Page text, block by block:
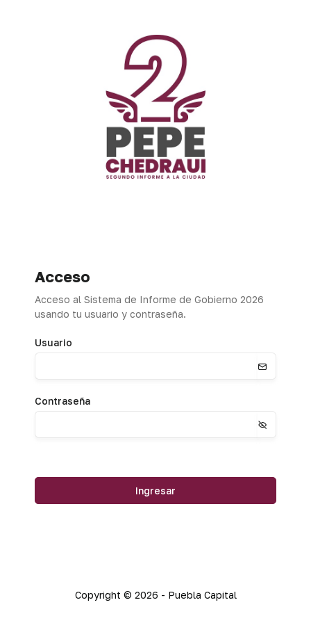
Acceso
Acceso al Sistema de Informe de Gobierno 2026
usando tu usuario y contraseña.
Usuario
Contraseña
Ingresar
Copyright © 2026 - Puebla Capital